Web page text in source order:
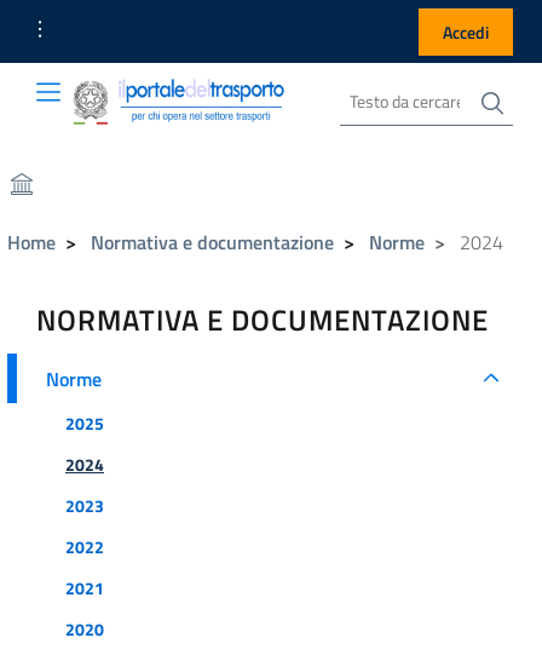
Link Utili Accedi
Portale del Trasporto
Portale del Trasporto Cerca nel sito
Home Normativa e documentazione Norme 2024
NORMATIVA E DOCUMENTAZIONE
Norme
Norme
2025
2024
2023
2022
2021
2020